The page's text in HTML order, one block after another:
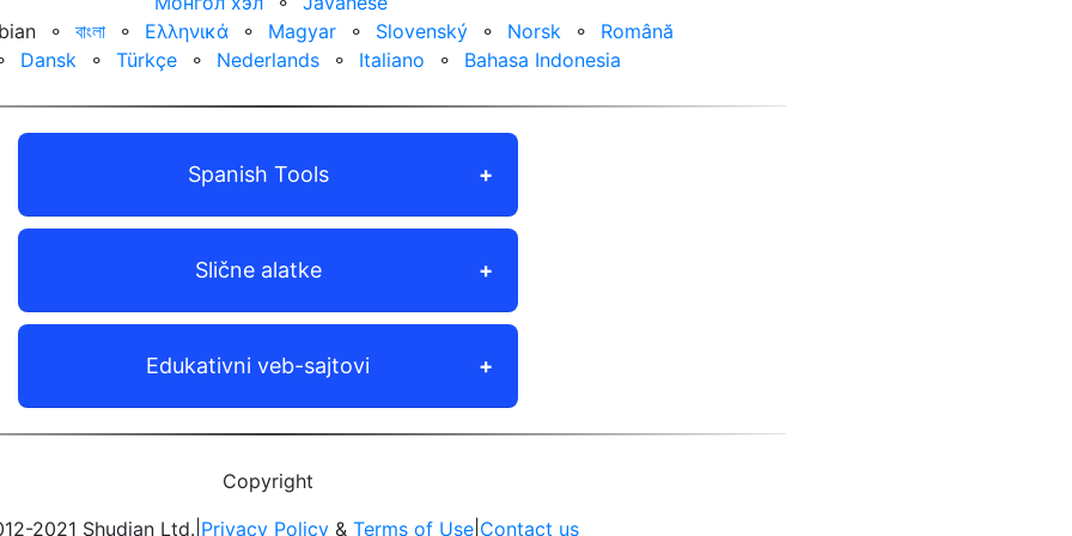
⚬ বাংলা ⚬ Ελληνικά ⚬ Magyar ⚬ Slovenský ⚬ Norsk ⚬
Română
Dansk ⚬ Türkçe ⚬ Nederlands ⚬ Italiano ⚬ Bahasa Indonesia
Spanish Tools
Slične alatke
Edukativni veb-sajtovi
Copyright
2021 Shudian Ltd.| Privacy Policy & Terms of Use Contact us